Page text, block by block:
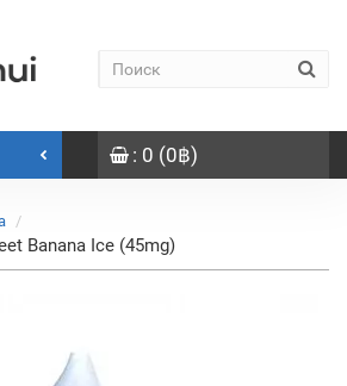
: 0 (0฿)
Banana Ice (45mg)